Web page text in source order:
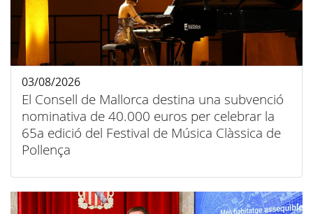
El Consell de Mallorca destina una subvenció
nominativa de 40.000 euros per celebrar la
65a edició del Festival de Música Clàssica de
Pollença
03/08/2026